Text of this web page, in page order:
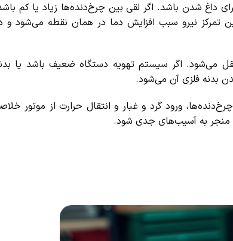
داغ شدن باشد. اگر لقی بین چرخ‌دنده‌ها زیاد یا کم باشد،
نیرو سبب افزایش دما در همان نقطه می‌شود و در
می‌شود. اگر سیستم تهویه دستگاه ضعیف باشد یا بدنه
بدنه فلزی آن می‌شود.
ورود گرد و غبار و انتقال حرارت از موتور خلاصه
منجر به آسیب‌های جدی شود.